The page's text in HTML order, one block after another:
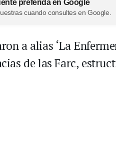
preferida en Google
cuando consultes en Google.
a alias ‘La
de las Farc,